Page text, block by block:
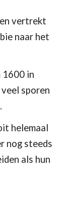
vertrekt
naar het
1600 in
sporen
helemaal
nog steeds
als hun